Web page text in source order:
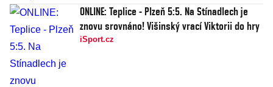
ONLINE: Teplice - Plzeň 5:5. Na Stínadlech je
znovu srovnáno! Višinský vrací Viktorii do hry
iSport.cz